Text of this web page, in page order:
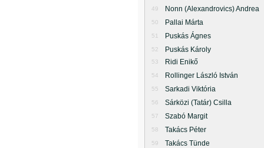
49 Nonn (Alexandrovics) Andrea
50 Pallai Márta
51 Puskás Ágnes
52 Puskás Károly
53 Ridi Enikő
54 Rollinger László István
55 Sarkadi Viktória
56 Sárközi (Tatár) Csilla
57 Szabó Margit
58 Takács Péter
59 Takács Tünde